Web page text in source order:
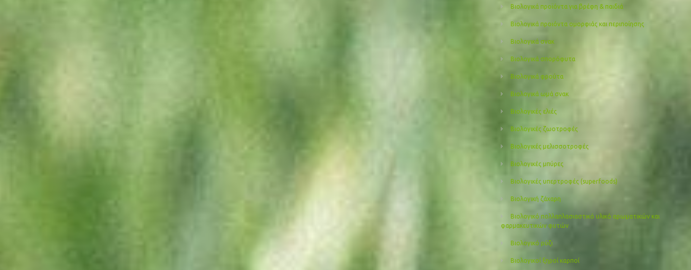
Βιολογικά προϊόντα για βρέφη & παιδιά
Βιολογικά προιόντα ομορφιάς και περιποίησης
Βιολογικά σνακ
Βιολογικά σπορόφυτα
Βιολογικά φρούτα
Βιολογικά ωμά σνακ
Βιολογικές ελιές
Βιολογικές ζωοτροφές
Βιολογικές μελισσοτροφές
Βιολογικές μπύρες
Βιολογικές υπερτροφές (superfoods)
Βιολογική ζάχαρη
Βιολογικό πολλαπλασιαστικό υλικό αρωματικών και
φαρμακευτικών φυτών
Βιολογικό ρύζι
Βιολογικοί ξηροί καρποί